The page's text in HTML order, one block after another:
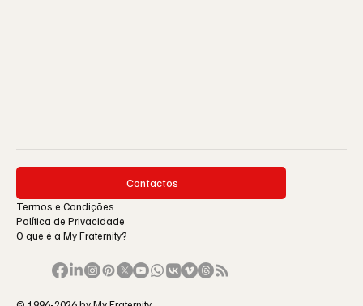
Contactos
Termos e Condições
Política de Privacidade
O que é a My Fraternity?